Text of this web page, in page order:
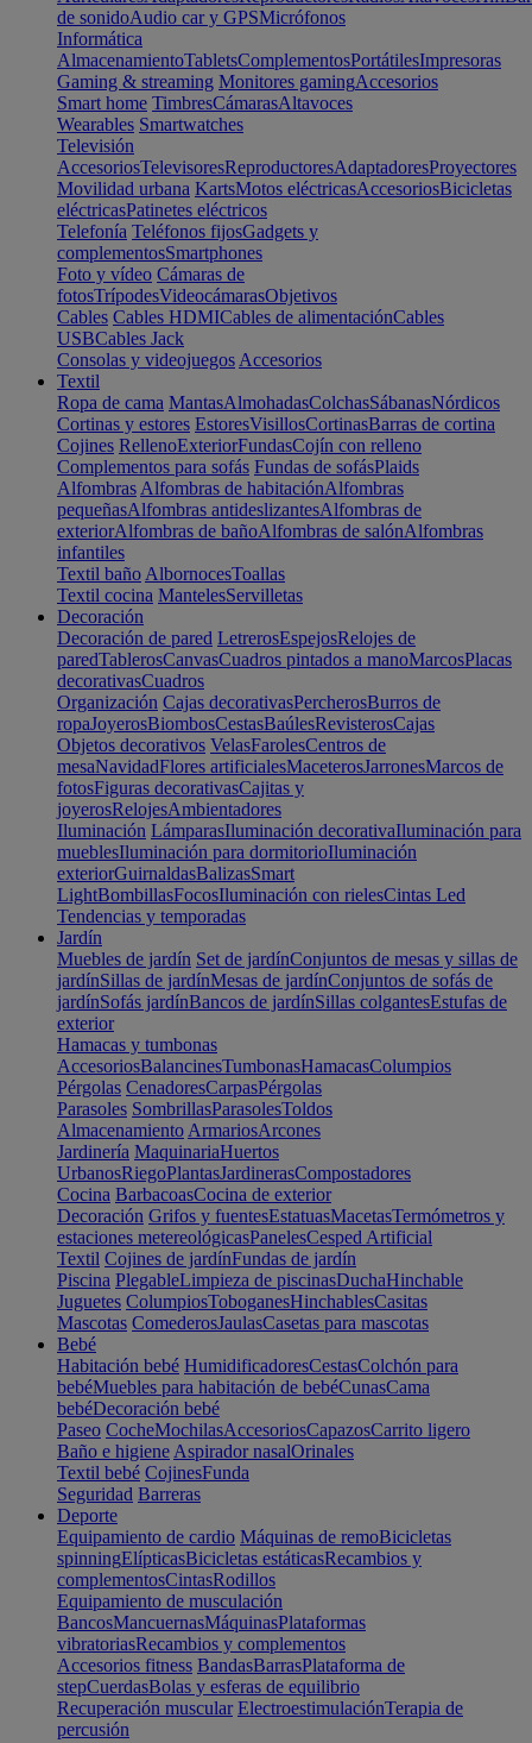
de sonidoAudio car y GPSMicrófonos
Informática
AlmacenamientoTabletsComplementosPortátilesImpresoras
Gaming & streaming Monitores gamingAccesorios
Smart home TimbresCámarasAltavoces
Wearables Smartwatches
Televisión
AccesoriosTelevisoresReproductoresAdaptadoresProyectores
Movilidad urbana KartsMotos eléctricasAccesoriosBicicletas
eléctricasPatinetes eléctricos
Telefonía Teléfonos fijosGadgets y
complementosSmartphones
Foto y vídeo Cámaras de
fotosTrípodesVideocámarasObjetivos
Cables Cables HDMICables de alimentaciónCables
USBCables Jack
Consolas y videojuegos Accesorios
Textil
Ropa de cama MantasAlmohadasColchasSábanasNórdicos
Cortinas y estores EstoresVisillosCortinasBarras de cortina
Cojines RellenoExteriorFundasCojín con relleno
Complementos para sofás Fundas de sofásPlaids
Alfombras Alfombras de habitaciónAlfombras
pequeñasAlfombras antideslizantesAlfombras de
exteriorAlfombras de bañoAlfombras de salónAlfombras
infantiles
Textil baño AlbornocesToallas
Textil cocina MantelesServilletas
Decoración
Decoración de pared LetrerosEspejosRelojes de
paredTablerosCanvasCuadros pintados a manoMarcosPlacas
decorativasCuadros
Organización Cajas decorativasPercherosBurros de
ropaJoyerosBiombosCestasBaúlesRevisterosCajas
Objetos decorativos VelasFarolesCentros de
mesaNavidadFlores artificialesMaceterosJarronesMarcos de
fotosFiguras decorativasCajitas y
joyerosRelojesAmbientadores
Iluminación LámparasIluminación decorativaIluminación para
mueblesIluminación para dormitorioIluminación
exteriorGuirnaldasBalizasSmart
LightBombillasFocosIluminación con rielesCintas Led
Tendencias y temporadas
Jardín
Muebles de jardín Set de jardínConjuntos de mesas y sillas de
jardínSillas de jardínMesas de jardínConjuntos de sofás de
jardínSofás jardínBancos de jardínSillas colgantesEstufas de
exterior
Hamacas y tumbonas
AccesoriosBalancinesTumbonasHamacasColumpios
Pérgolas CenadoresCarpasPérgolas
Parasoles SombrillasParasolesToldos
Almacenamiento ArmariosArcones
Jardinería MaquinariaHuertos
UrbanosRiegoPlantasJardinerasCompostadores
Cocina BarbacoasCocina de exterior
Decoración Grifos y fuentesEstatuasMacetasTermómetros y
estaciones metereológicasPanelesCesped Artificial
Textil Cojines de jardínFundas de jardín
Piscina PlegableLimpieza de piscinasDuchaHinchable
Juguetes ColumpiosToboganesHinchablesCasitas
Mascotas ComederosJaulasCasetas para mascotas
Bebé
Habitación bebé HumidificadoresCestasColchón para
bebéMuebles para habitación de bebéCunasCama
bebéDecoración bebé
Paseo CocheMochilasAccesoriosCapazosCarrito ligero
Baño e higiene Aspirador nasalOrinales
Textil bebé CojinesFunda
Seguridad Barreras
Deporte
Equipamiento de cardio Máquinas de remoBicicletas
spinningElípticasBicicletas estáticasRecambios y
complementosCintasRodillos
Equipamiento de musculación
BancosMancuernasMáquinasPlataformas
vibratoriasRecambios y complementos
Accesorios fitness BandasBarrasPlataforma de
stepCuerdasBolas y esferas de equilibrio
Recuperación muscular ElectroestimulaciónTerapia de
percusión